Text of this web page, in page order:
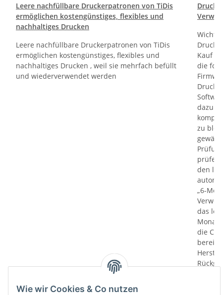
Leere nachfüllbare Druckerpatronen von TiDis
ermöglichen kostengünstiges, flexibles und
nachhaltiges Drucken
Leere nachfüllbare Druckerpatronen von TiDis
ermöglichen kostengünstiges, flexibles und
nachhaltiges Drucken , weil sie mehrfach befüllt
und wiederverwendet werden
Kauf
die
dazu
zu
prüfen
den
„6-
das
die
Wie wir Cookies & Co nutzen